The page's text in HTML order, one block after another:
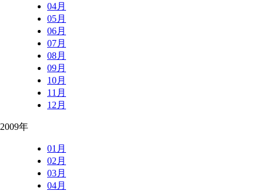
04月
05月
06月
07月
08月
09月
10月
11月
12月
2009年
01月
02月
03月
04月